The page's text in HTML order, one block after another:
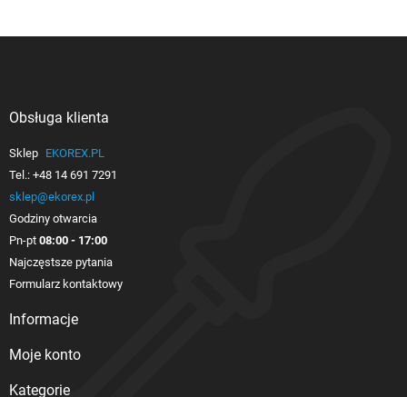
Obsługa klienta
Sklep EKOREX.PL
Tel.: +48 14 691 7291
sklep@ekorex.pl
Godziny otwarcia
Pn-pt 08:00 - 17:00
Najczęstsze pytania
Formularz kontaktowy
Informacje
Moje konto
Kategorie